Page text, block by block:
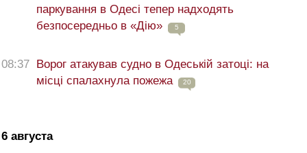
паркування в Одесі тепер надходять
безпосередньо в «Дію»
5
08:37 Ворог атакував судно в Одеській затоці: на
місці спалахнула пожежа
20
6 августа